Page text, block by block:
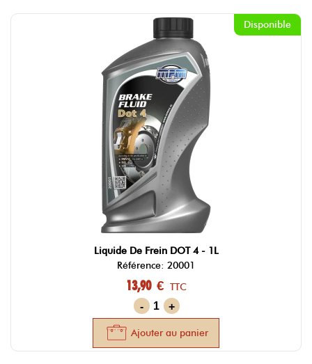
Disponible
Liquide De Frein DOT 4 - 1L
Référence: 20001
13,90 € TTC
-
+
Ajouter au panier